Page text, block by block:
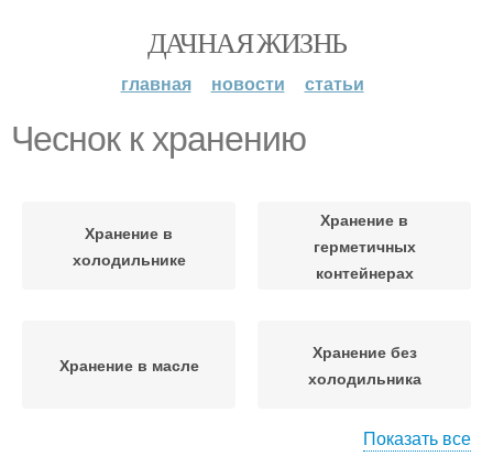
ДАЧНАЯ ЖИЗНЬ
главная новости статьи
Чеснок к хранению
Хранение в
холодильнике
Хранение в
герметичных
контейнерах
Хранение в масле
Хранение без
холодильника
Показать все